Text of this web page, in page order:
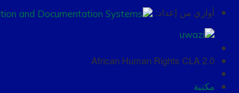
أوازي من إعداد:
African Human Rights CLA 2.0
مكتبة